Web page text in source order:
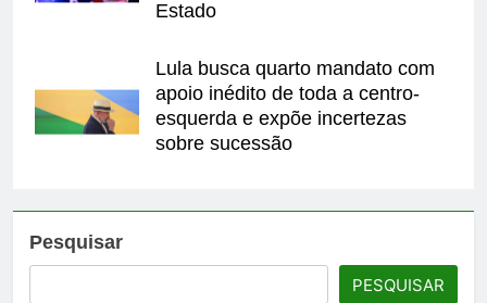
Estado
Lula busca quarto mandato com
apoio inédito de toda a centro-
esquerda e expõe incertezas
sobre sucessão
Pesquisar
PESQUISAR